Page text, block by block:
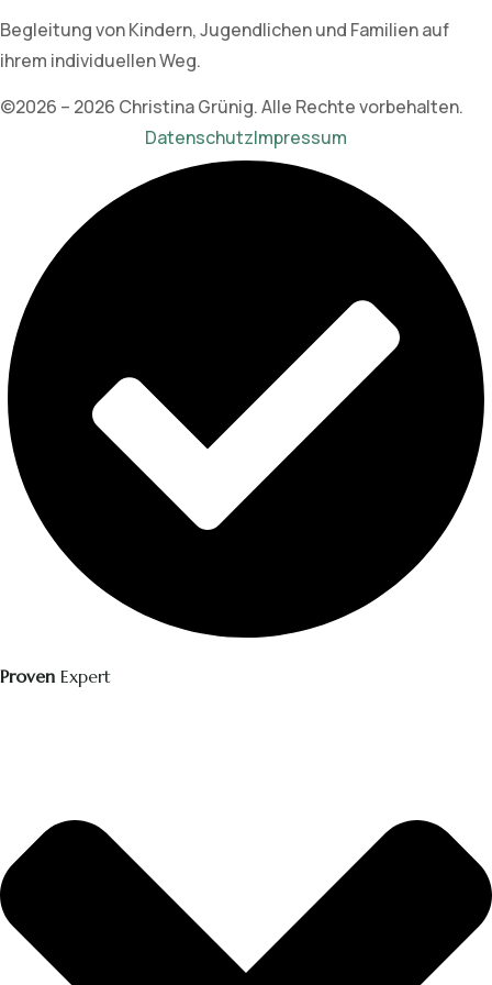
Begleitung von Kindern, Jugendlichen und Familien auf
ihrem individuellen Weg.
©2026 – 2026 Christina Grünig. Alle Rechte vorbehalten.
DatenschutzImpressum
Proven Expert